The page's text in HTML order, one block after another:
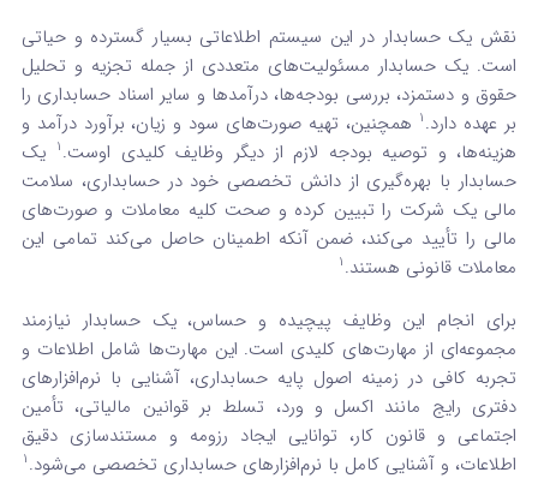
نقش یک حسابدار در این سیستم اطلاعاتی بسیار گسترده و حیاتی
است. یک حسابدار مسئولیت‌های متعددی از جمله تجزیه و تحلیل
حقوق و دستمزد، بررسی بودجه‌ها، درآمدها و سایر اسناد حسابداری را
بر عهده دارد.1 همچنین، تهیه صورت‌های سود و زیان، برآورد درآمد و
هزینه‌ها، و توصیه بودجه لازم از دیگر وظایف کلیدی اوست.1 یک
حسابدار با بهره‌گیری از دانش تخصصی خود در حسابداری، سلامت
مالی یک شرکت را تبیین کرده و صحت کلیه معاملات و صورت‌های
مالی را تأیید می‌کند، ضمن آنکه اطمینان حاصل می‌کند تمامی این
معاملات قانونی هستند.1
برای انجام این وظایف پیچیده و حساس، یک حسابدار نیازمند
مجموعه‌ای از مهارت‌های کلیدی است. این مهارت‌ها شامل اطلاعات و
تجربه کافی در زمینه اصول پایه حسابداری، آشنایی با نرم‌افزارهای
دفتری رایج مانند اکسل و ورد، تسلط بر قوانین مالیاتی، تأمین
اجتماعی و قانون کار، توانایی ایجاد رزومه و مستندسازی دقیق
اطلاعات، و آشنایی کامل با نرم‌افزارهای حسابداری تخصصی می‌شود.1